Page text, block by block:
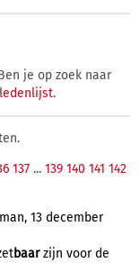
je op zoek naar
ledenlijst.
137 ... 139 140 141 142
13 december
baarzijn voor de